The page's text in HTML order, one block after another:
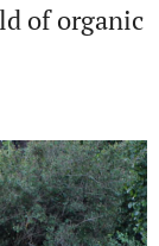
of organic